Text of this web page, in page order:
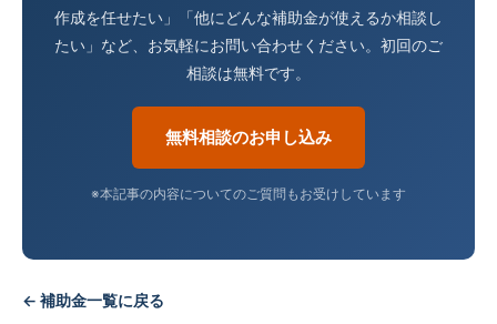
作成を任せたい」「他にどんな補助金が使えるか相談し
たい」など、お気軽にお問い合わせください。初回のご
相談は無料です。
無料相談のお申し込み
※本記事の内容についてのご質問もお受けしています
← 補助金一覧に戻る